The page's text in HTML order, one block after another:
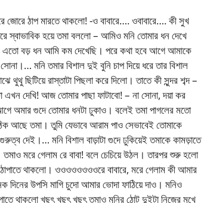
ঠাপ মারতে থাকলো! -ও বাবারে…. ওবাবারে…. কী সুখ
হয়ে তমা বললো – আমিও মনি তোমার ধন দেখে
এতো বড় ধন আমি কম দেখেছি। পরে কথা হবে আগে আমাকে
মনি তমার বিশাল দুই বুনি চাপ দিয়ে ধরে তার বিশাল
থুথু ছিটিয়ে রাস্তাটা পিছলা করে দিলো। তাতে কী সুন্দর শব্দ –
দেখি! আজ তোমার পাছা ফাটাবো! – না সোনা, দয়া কর
অমার গুদে তোমার ধনটা ঢুকাও। বলেই তমা পাগলের মতো
আছে তমা। তুমি যেভাবে আরাম পাও সেভাবেই তোমাকে
দেই।… মনি বিশাল বাড়াটা গুদে ঢুকিয়েই তমাকে কামড়াতে
মরে গেলাম রে বাবা! বলে চেচিয়ে উঠল। তারপর শুরু হলো
থাকলো। ওওওওওওওওরে বাবারে, মরে গেলাম কী আমার
উপসি মাগি চুদো আমার ভোদা ফাঠিয়ে দাও। মনিও
থাকলো খছৎ খছৎ খছৎ তমাও মনির ঠোট দুইটা নিজের মুখে